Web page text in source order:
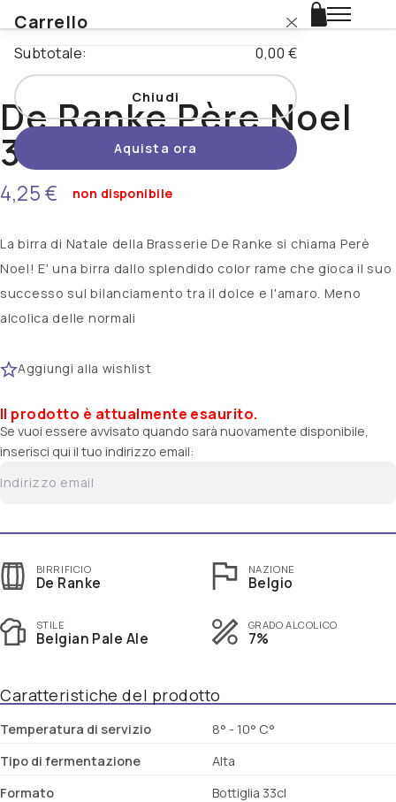
Login
Catalogo
Stili
Nazioni
Novità
Beertopia
Carrello
Subtotale: 0,00 €
Chiudi
Aquista ora
BIRRIFICIO
De Ranke
NAZIONE
Belgio
STILE
Belgian Pale Ale
GRADO ALCOLICO
7%
De Ranke Père Noel
33cl
4,25 € non disponibile
La birra di Natale della Brasserie De Ranke si chiama Perè
Noel! E' una birra dallo splendido color rame che gioca il suo
successo sul bilanciamento tra il dolce e l'amaro. Meno
alcolica delle normali
Aggiungi alla wishlist
Il prodotto è attualmente esaurito.
Se vuoi essere avvisato quando sarà nuovamente disponibile,
inserisci qui il tuo indirizzo email:
Caratteristiche del prodotto
Temperatura di servizio
8° - 10° C°
Tipo di fermentazione
Alta
Formato
Bottiglia 33cl